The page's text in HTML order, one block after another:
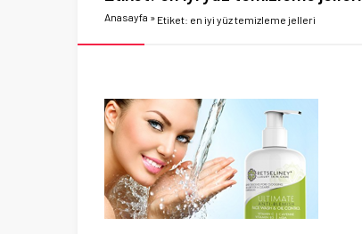
Anasayfa » Etiket: en iyi yüz temizleme jelleri